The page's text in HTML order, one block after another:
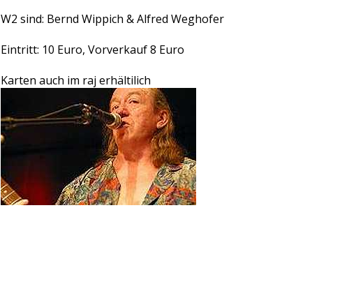
W2 sind: Bernd Wippich & Alfred Weghofer
Eintritt: 10 Euro, Vorverkauf 8 Euro
Karten auch im raj erhältilich